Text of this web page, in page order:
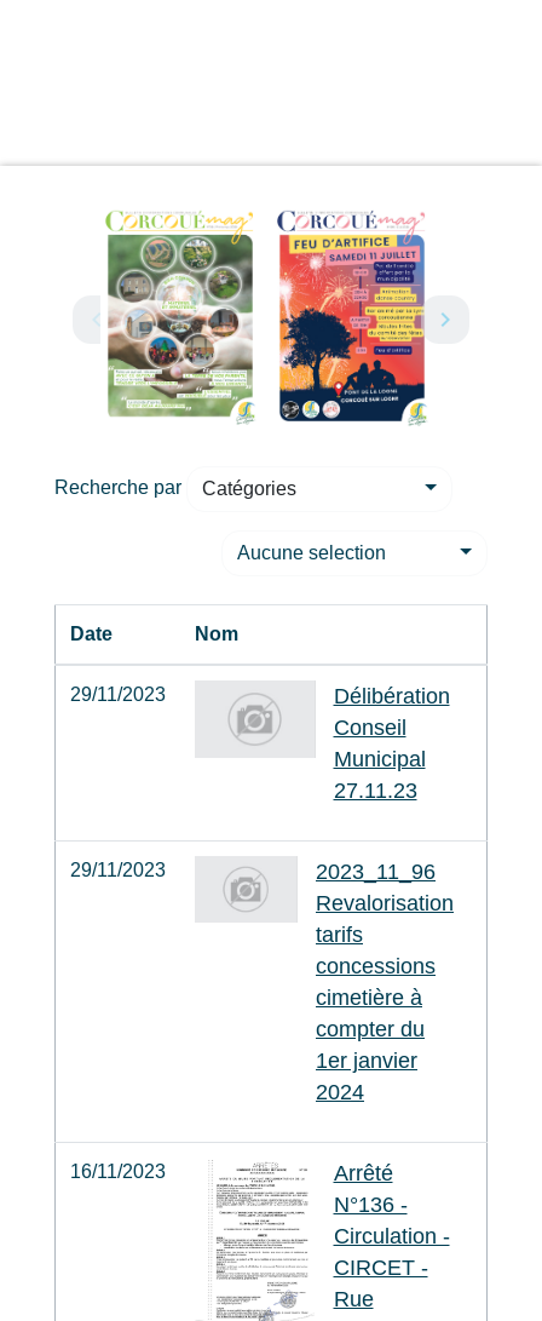
Recherche par Catégories
Aucune selection
Date Nom
29/11/2023
Délibération
Conseil
Municipal
27.11.23
29/11/2023
2023_11_96
Revalorisation
tarifs
concessions
cimetière à
compter du
1er janvier
2024
16/11/2023
Arrêté
N°136 -
Circulation -
CIRCET -
Rue